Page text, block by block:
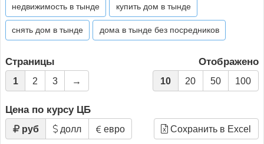
недвижимость в тынде купить дом в тынде
снять дом в тынде дома в тынде без посредников
Страницы
1 2 3 →
Отображено
10 20 50 100
Цена по курсу ЦБ
руб долл евро Сохранить в Excel